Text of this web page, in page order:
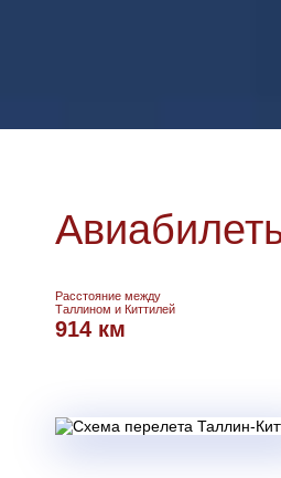
Расстояние между
Таллином и Киттилей
914 км